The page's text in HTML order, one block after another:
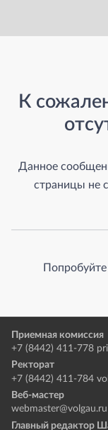
К
Данное
страницы не
Попробуйте
Приемная комиссия
+7 (8442) 411-778
Ректорат
+7 (8442) 411-784
Веб-мастер
webmaster@volgau.ru
Главный редактор